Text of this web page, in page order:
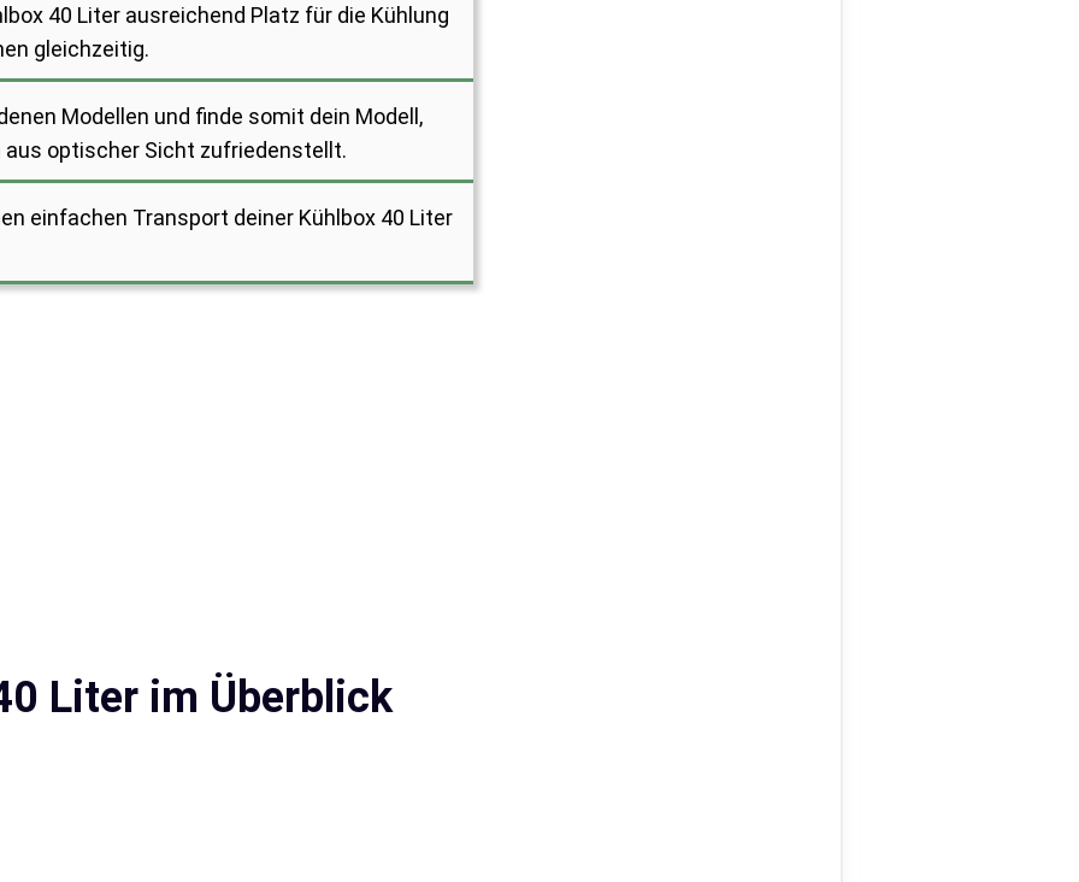
40 Liter ausreichend Platz für die Kühlung
gleichzeitig.
Modellen und finde somit dein Modell,
optischer Sicht zufriedenstellt.
einfachen Transport deiner Kühlbox 40 Liter
Liter im Überblick